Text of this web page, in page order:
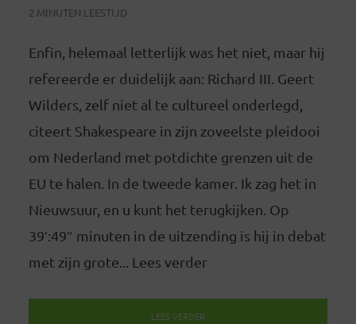
2 MINUTEN LEESTIJD
Enfin, helemaal letterlijk was het niet, maar hij
refereerde er duidelijk aan: Richard III. Geert
Wilders, zelf niet al te cultureel onderlegd,
citeert Shakespeare in zijn zoveelste pleidooi
om Nederland met potdichte grenzen uit de
EU te halen. In de tweede kamer. Ik zag het in
Nieuwsuur, en u kunt het terugkijken. Op
39′:49″ minuten in de uitzending is hij in debat
met zijn grote... Lees verder
LEES VERDER